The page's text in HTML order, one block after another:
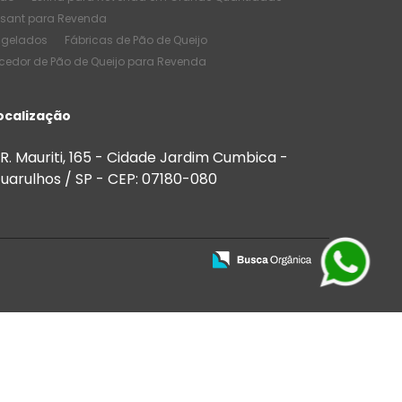
para Revenda
Fábricas de Pão de Queijo
de Pão de Queijo para Revenda
de Salgados Congelados
para Festas e Eventos
Salgados para Venda
R. Mauriti, 165 - Cidade Jardim Cumbica -
/ SP - CEP: 07180-080